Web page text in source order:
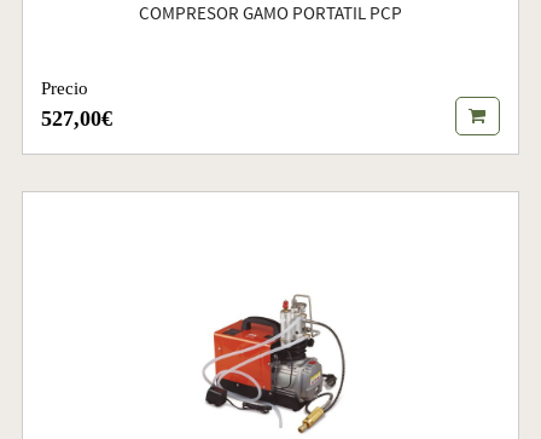
COMPRESOR GAMO PORTATIL PCP
Precio
527,00€